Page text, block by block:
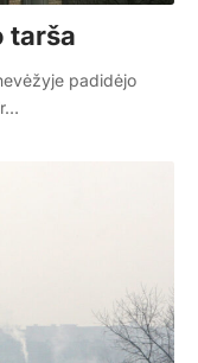
tarša
padidėjo